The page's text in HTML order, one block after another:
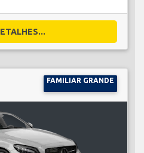
FAMILIAR GRANDE